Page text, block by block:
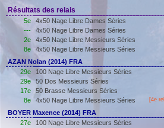
Résultats des relais
5e
4x50 Nage Libre Dames Séries
---
4x50 Nage Libre Dames Séries
2e
4x50 Nage Libre Messieurs Séries
8e
4x50 Nage Libre Messieurs Séries
AZAN Nolan (2014) FRA
29e
100 Nage Libre Messieurs Séries
29e
50 Dos Messieurs Séries
17e
50 Brasse Messieurs Séries
8e
4x50 Nage Libre Messieurs Séries [4e
BOYER Maxence (2014) FRA
27e
100 Nage Libre Messieurs Séries